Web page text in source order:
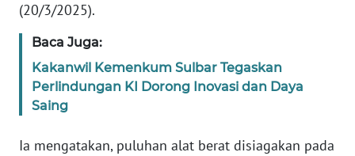
(20/3/2025).
Baca Juga:
Kakanwil Kemenkum Sulbar Tegaskan
Perlindungan KI Dorong Inovasi dan Daya
Saing
Ia mengatakan, puluhan alat berat disiagakan pada
WN
WN
JAKARTA
JABAR